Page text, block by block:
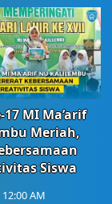
MI Ma’arif
Meriah,
Siswa
AM